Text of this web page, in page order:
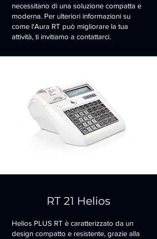
necessitano di una soluzione compatta e
moderna. Per ulteriori informazioni su
come l'Aura RT può migliorare la tua
attività, ti invitiamo a contattarci.
RT 21 Helios
Helios PLUS RT è caratterizzato da un
design compatto e resistente, grazie alla